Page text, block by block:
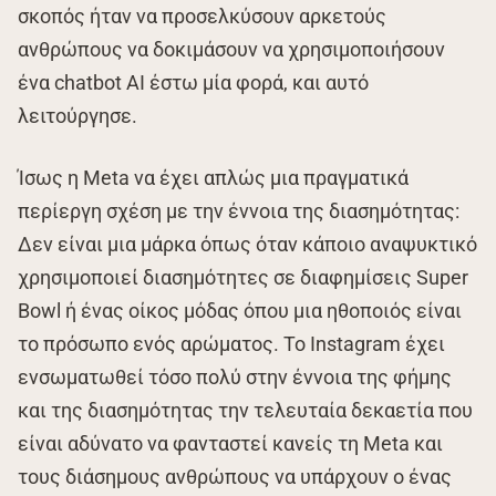
σκοπός ήταν να προσελκύσουν αρκετούς
ανθρώπους να δοκιμάσουν να χρησιμοποιήσουν
ένα chatbot AI έστω μία φορά, και αυτό
λειτούργησε.
Ίσως η Meta να έχει απλώς μια πραγματικά
περίεργη σχέση με την έννοια της διασημότητας:
Δεν είναι μια μάρκα όπως όταν κάποιο αναψυκτικό
χρησιμοποιεί διασημότητες σε διαφημίσεις Super
Bowl ή ένας οίκος μόδας όπου μια ηθοποιός είναι
το πρόσωπο ενός αρώματος. Το Instagram έχει
ενσωματωθεί τόσο πολύ στην έννοια της φήμης
και της διασημότητας την τελευταία δεκαετία που
είναι αδύνατο να φανταστεί κανείς τη Meta και
τους διάσημους ανθρώπους να υπάρχουν ο ένας